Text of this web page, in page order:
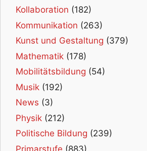
Kollaboration (182)
Kommunikation (263)
Kunst und Gestaltung (379)
Mathematik (178)
Mobilitätsbildung (54)
Musik (192)
News (3)
Physik (212)
Politische Bildung (239)
Primarstufe (883)